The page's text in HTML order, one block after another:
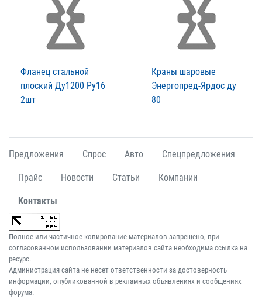
Фланец стальной
плоский Ду1200 Ру16
2шт
Краны шаровые
Энергопред-Ярдос ду
80
Предложения Спрос Авто Спецпредложения
Прайс Новости Статьи Компании
Контакты
Полное или частичное копирование материалов запрещено, при
согласованном использовании материалов сайта необходима ссылка на
ресурс.
Администрация сайта не несет ответственности за достоверность
информации, опубликованной в рекламных объявлениях и сообщениях
форума.